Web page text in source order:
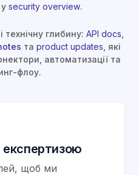
security overview.
глибину: API docs
та product updates , які
автоматизації та
флоу.
експертизою
щоб ми